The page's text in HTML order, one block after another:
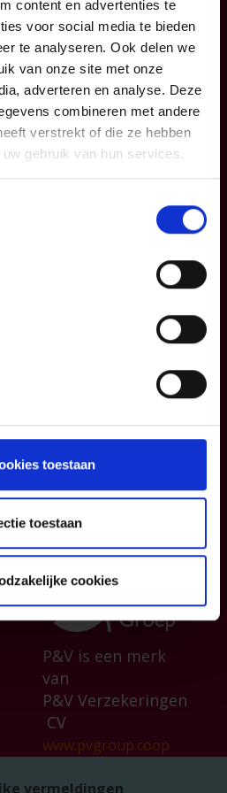
content en advertenties te
voor social media te bieden
te analyseren. Ook delen we
van onze site met onze
adverteren en analyse. Deze
combineren met andere
verstrekt of die ze hebben
gebruik van hun services.
toestaan
toestaan
cookies
KMO
Verzekeringspacks
publicaties
Jobs
P&V is een merk
van
P&V Verzekeringen
CV
www.pvgroup.coop
vermeldingen